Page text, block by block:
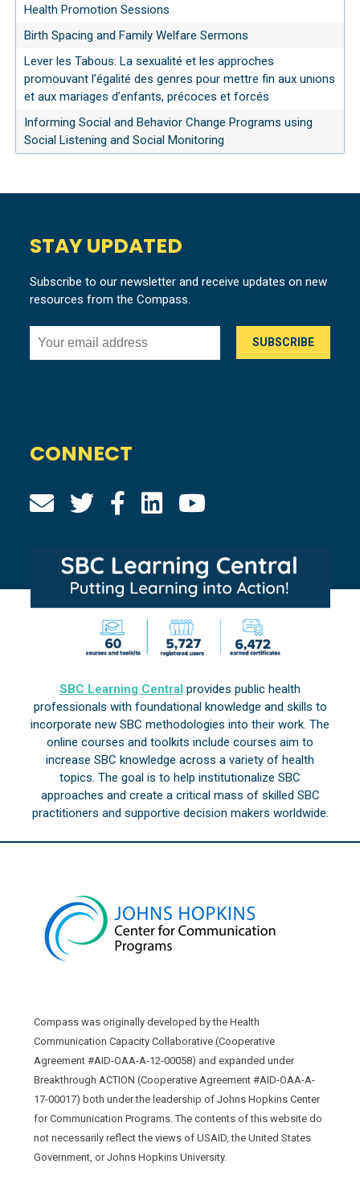
Health Promotion Sessions
Birth Spacing and Family Welfare Sermons
Lever les Tabous: La sexualité et les approches
promouvant l’égalité des genres pour mettre fin aux unions
et aux mariages d’enfants, précoces et forcés
Informing Social and Behavior Change Programs using
Social Listening and Social Monitoring
STAY UPDATED
Subscribe to our newsletter and receive updates on new
resources from the Compass.
CONNECT
SBC Learning Central provides public health
professionals with foundational knowledge and skills to
incorporate new SBC methodologies into their work. The
online courses and toolkits include courses aim to
increase SBC knowledge across a variety of health
topics. The goal is to help institutionalize SBC
approaches and create a critical mass of skilled SBC
practitioners and supportive decision makers worldwide.
Compass was originally developed by the Health
Communication Capacity Collaborative (Cooperative
Agreement #AID-OAA-A-12-00058) and expanded under
Breakthrough ACTION (Cooperative Agreement #AID-OAA-A-
17-00017) both under the leadership of Johns Hopkins Center
for Communication Programs. The contents of this website do
not necessarily reflect the views of USAID, the United States
Government, or Johns Hopkins University.